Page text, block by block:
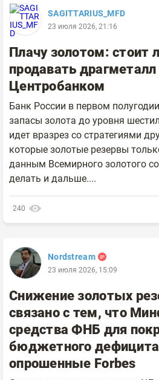
SAGITTARIUS_MFD
23 июля 2026, 21:16
Плачу золотом: стоит
продавать драгметалл
Центробанком
Банк России в первом
запасы золота до уровня
идет вразрез со стратегиями
которые золотые резервы
данным Всемирного золотого
делать и дальше....
240
Nordstream
23 июля 2026, 15:09
Снижение золотых
связано с тем, что
средства ФНБ для
бюджетного
опрошенные Forbes